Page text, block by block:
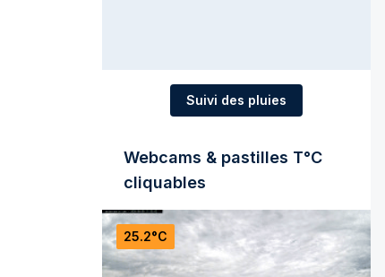
Suivi des pluies
Webcams & pastilles T°C
cliquables
25.2°C